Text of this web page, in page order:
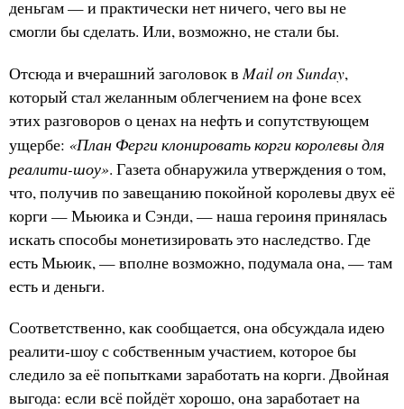
деньгам — и практически нет ничего, чего вы не
смогли бы сделать. Или, возможно, не стали бы.
Отсюда и вчерашний заголовок вMail on Sunday,
который стал желанным облегчением на фоне всех
этих разговоров о ценах на нефть и сопутствующем
ущербе: «План Ферги клонировать корги королевы для
реалити-шоу». Газета обнаружила утверждения о том,
что, получив по завещанию покойной королевы двух её
корги — Мьюика и Сэнди, — наша героиня принялась
искать способы монетизировать это наследство. Где
есть Мьюик, — вполне возможно, подумала она, — там
есть и деньги.
Соответственно, как сообщается, она обсуждала идею
реалити-шоу с собственным участием, которое бы
следило за её попытками заработать на корги. Двойная
выгода: если всё пойдёт хорошо, она заработает на